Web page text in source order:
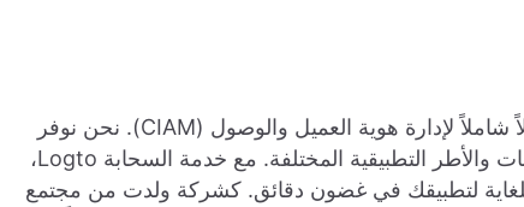
توفر للمطورين لدينا والمجموعات التجارية حلاً شاملاً لإدارة هوية العميل والوصول (CIAM). نحن نوفر
مجموعة واسعة من SDKs الجاهزة للاستخدام للمنصات والأطر التطبيقية المختلفة. مع خدمة السحابة Logto،
لتطبيقك في غضون دقائق. كشركة ولدت من مجتمع